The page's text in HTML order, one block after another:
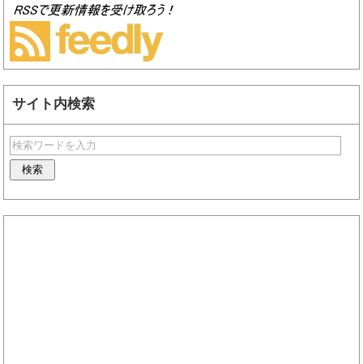
サイト内検索